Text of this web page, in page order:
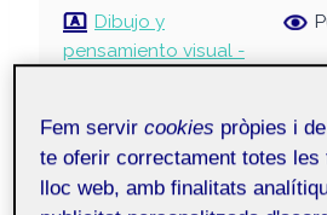
Dibujo y
pensamiento visual -
Buenos días!
Fem servircookies pròpies i
te oferir correctament totes les
lloc web, amb finalitats